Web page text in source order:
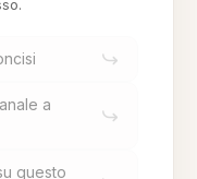
a
questo